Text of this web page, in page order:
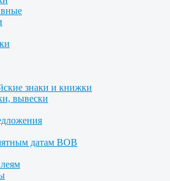
знаки и книжки
вывески
датам ВОВ